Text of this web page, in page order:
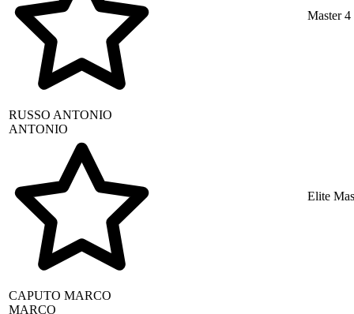
Master 4
RUSSO ANTONIO
ANTONIO
Elite
CAPUTO MARCO
MARCO